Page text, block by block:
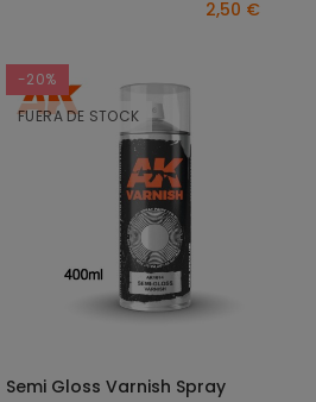
2,50 €
-20%
FUERA DE STOCK
DISCOVER
Semi Gloss Varnish Spray